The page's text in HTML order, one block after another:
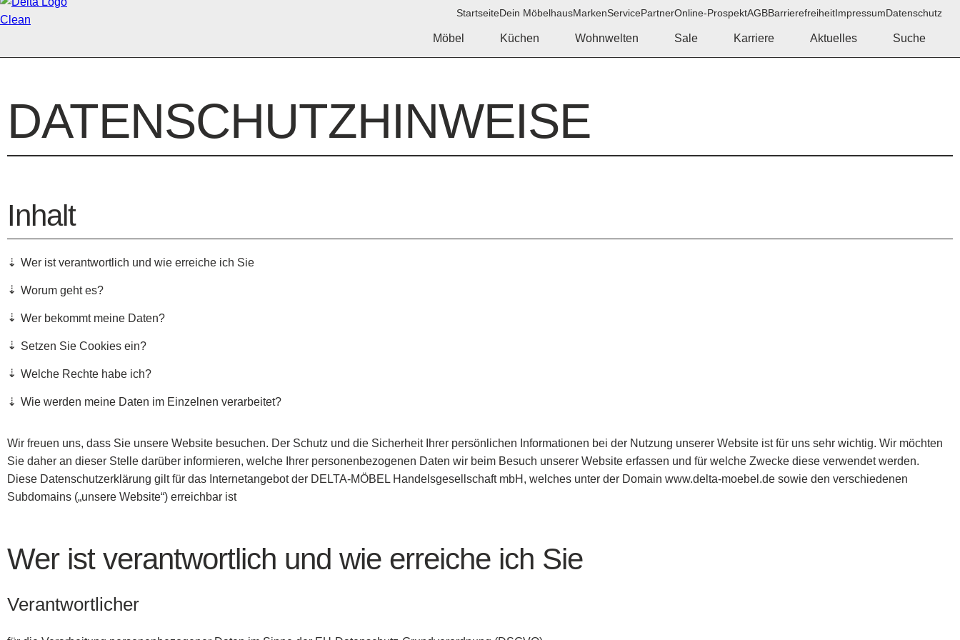
Möbel Küchen Wohnwelten Sale Karriere Aktuelles Suche
StartseiteDein MöbelhausMarkenServicePartnerOnline-ProspektAGBBarrierefreiheitImpressumDatenschutz
DATENSCHUTZHINWEISE
Inhalt
Wer ist verantwortlich und wie erreiche ich Sie
Worum geht es?
Wer bekommt meine Daten?
Setzen Sie Cookies ein?
Welche Rechte habe ich?
Wie werden meine Daten im Einzelnen verarbeitet?
Wir freuen uns, dass Sie unsere Website besuchen. Der Schutz und die Sicherheit Ihrer persönlichen Informationen bei der Nutzung unserer Website ist für uns sehr wichtig. Wir möchten
Sie daher an dieser Stelle darüber informieren, welche Ihrer personenbezogenen Daten wir beim Besuch unserer Website erfassen und für welche Zwecke diese verwendet werden.
Diese Datenschutzerklärung gilt für das Internetangebot der DELTA-MÖBEL Handelsgesellschaft mbH, welches unter der Domain www.delta-moebel.de sowie den verschiedenen
Subdomains („unsere Website“) erreichbar ist
Wer ist verantwortlich und wie erreiche ich Sie
Verantwortlicher